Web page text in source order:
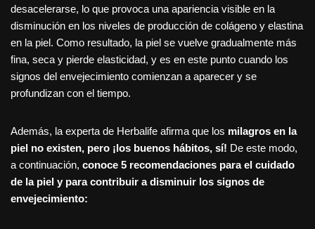
desacelerarse, lo que provoca una apariencia visible en la
disminución en los niveles de producción de colágeno y elastina
en la piel. Como resultado, la piel se vuelve gradualmente más
fina, seca y pierde elasticidad, y es en este punto cuando los
signos del envejecimiento comienzan a aparecer y se
profundizan con el tiempo.
Además, la experta de Herbalife afirma que los milagros en la
piel no existen, pero ¡los buenos hábitos, sí! De este modo,
a continuación, conoce 5 recomendaciones para el cuidado
de la piel y para contribuir a disminuir los signos de
envejecimiento: